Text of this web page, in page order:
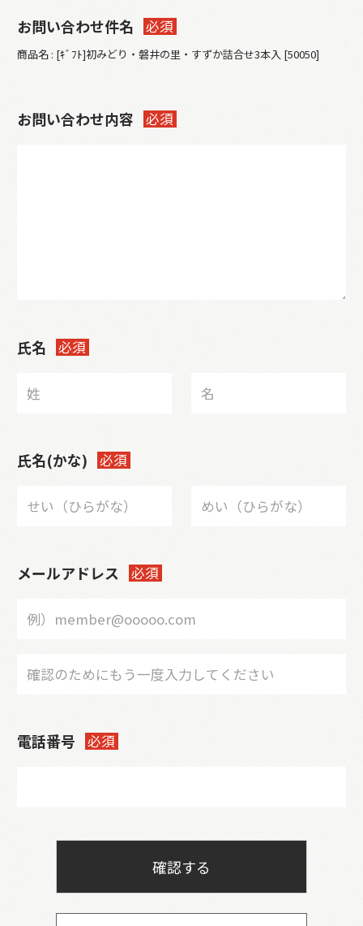
お問い合わせ件名 必須
商品名 : [ｷﾞﾌﾄ]初みどり・磐井の里・すずか詰合せ3本入 [50050]
お問い合わせ内容 必須
氏名 必須
氏名(かな) 必須
メールアドレス 必須
電話番号 必須
確認する